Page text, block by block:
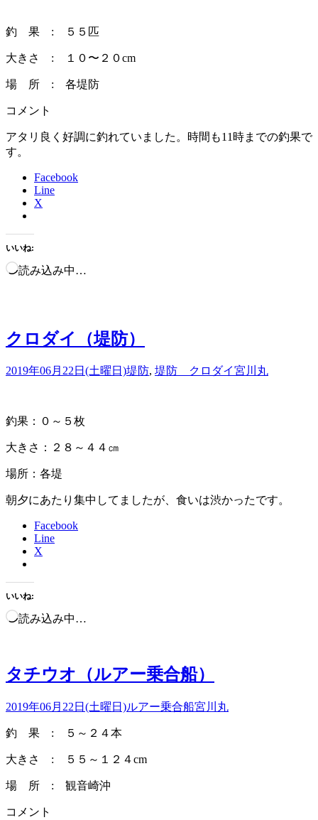
釣 果 : ５５匹
大きさ : １０〜２０cm
場 所 : 各堤防
コメント
アタリ良く好調に釣れていました。時間も11時までの釣果で
す。
Facebook
Line
X
いいね:
読み込み中…
クロダイ（堤防）
2019年06月22日(土曜日)堤防, 堤防 クロダイ宮川丸
釣果：０～５枚
大きさ：２８～４４㎝
場所：各堤
朝夕にあたり集中してましたが、食いは渋かったです。
Facebook
Line
X
いいね:
読み込み中…
タチウオ（ルアー乗合船）
2019年06月22日(土曜日)ルアー乗合船宮川丸
釣 果 : ５～２４本
大きさ : ５５～１２４cm
場 所 : 観音崎沖
コメント